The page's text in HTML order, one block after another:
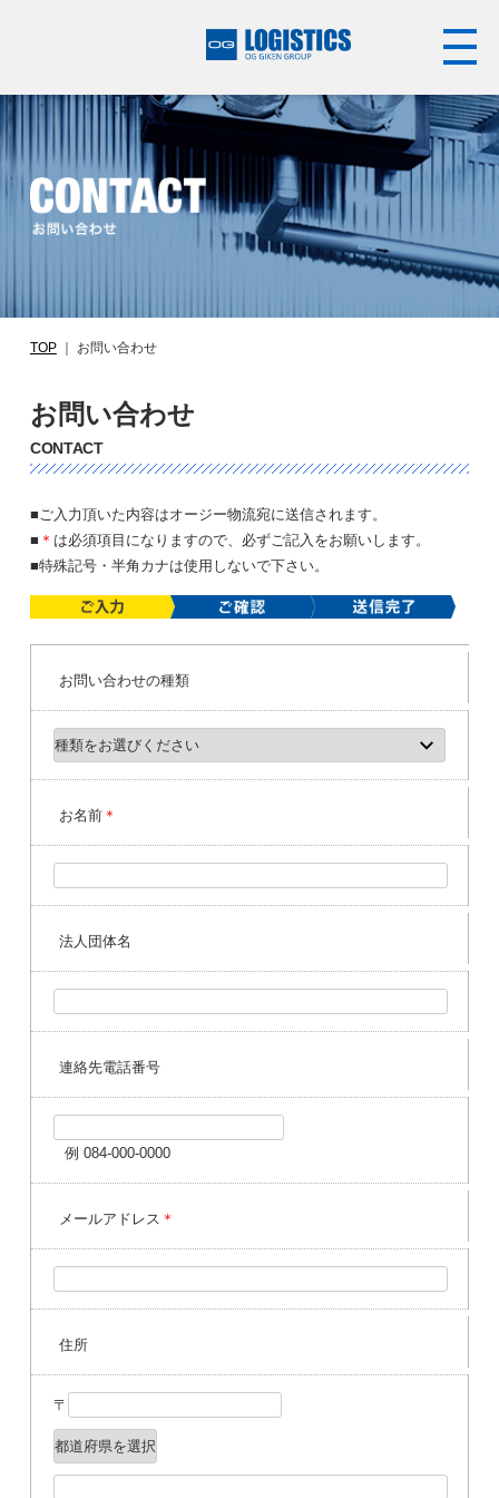
TOP｜ お問い合わせ
お問い合わせ
CONTACT
■ご入力頂いた内容はオージー物流宛に送信されます。
■ ＊ は必須項目になりますので、必ずご記入をお願いします。
■特殊記号・半角カナは使用しないで下さい。
お問い合わせの種類
お名前＊
法人団体名
連絡先電話番号
例 084-000-0000
メールアドレス ＊
住所
〒